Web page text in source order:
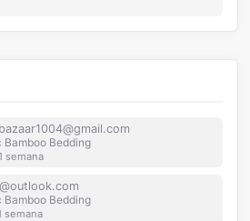
Bamboo Bedding
semana
Bamboo Bedding
semana